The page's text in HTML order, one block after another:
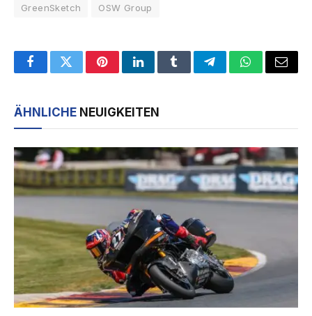
GreenSketch OSW Group
FacebookTwitterPinterestLinkedInTumblrTelegramWhatsApp
Email
ÄHNLICHE NEUIGKEITEN